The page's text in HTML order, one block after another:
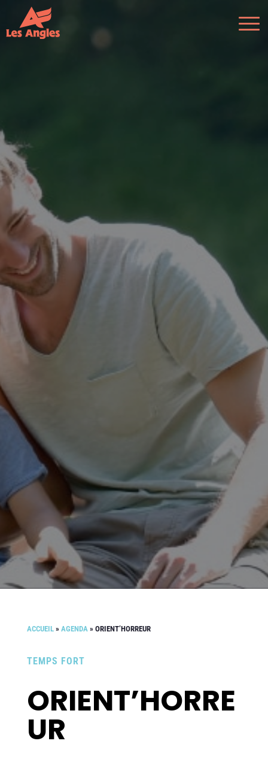
ACCUEIL» AGENDA » ORIENT’HORREUR
TEMPS FORT
ORIENT’HORRE
UR